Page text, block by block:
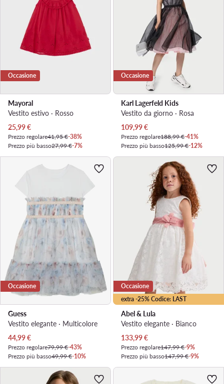
Occasione
Mayoral
Vestito estivo · Rosso
Prezzo attuale
25,99€
Prezzo regolare41,95 €-38%
Prezzo più basso27,99 €-7%
Occasione
Karl Lagerfeld Kids
Vestito da giorno · Rosa
Prezzo attuale
109,99€
Prezzo regolare188,99 €-41%
Prezzo più basso125,99 €-12%
Occasione
Guess
Vestito elegante · Multicolore
Prezzo attuale
44,99€
Prezzo regolare79,99 €-43%
Prezzo più basso49,99 €-10%
extra -25% Codice: LAST
Occasione
Abel & Lula
Vestito elegante · Bianco
Prezzo attuale
133,99€
Prezzo regolare147,99 €-9%
Prezzo più basso147,99 €-9%